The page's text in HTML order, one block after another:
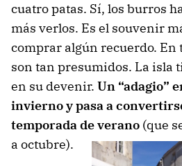
cuatro patas. Sí, los burros
más verlos. Es el souvenir
comprar algún recuerdo. En
son tan presumidos. La isla
en su devenir. Un “adagio”
invierno y pasa a
temporada de verano (que
a octubre).